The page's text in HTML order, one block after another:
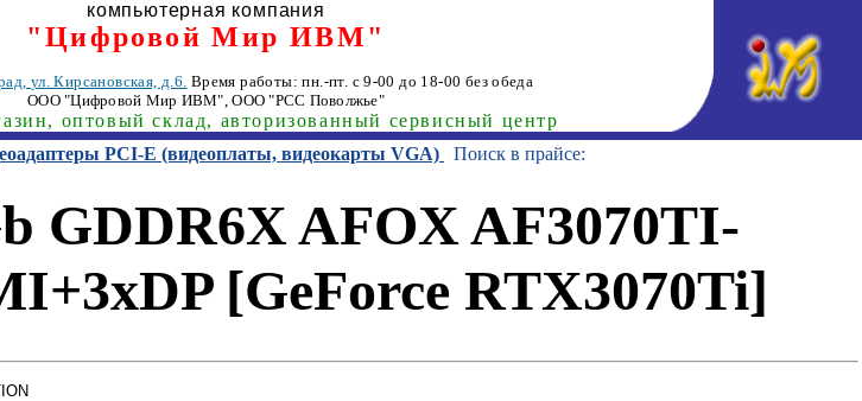
компьютерная компания
"Цифровой Мир ИВМ"
, ул. Кирсановская, д.6. Время работы: пн.-пт. с 9-00 до 18-00 без обеда
ООО "Цифровой Мир ИВМ", ООО "РСС Поволжье"
оптовый склад, авторизованный сервисный центр
PCI-E (видеоплаты, видеокарты VGA) Поиск в прайсе:
GDDR6X AFOX AF3070TI-
[GeForce RTX3070Ti]